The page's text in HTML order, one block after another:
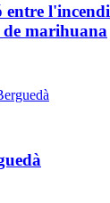
entre
marihuana